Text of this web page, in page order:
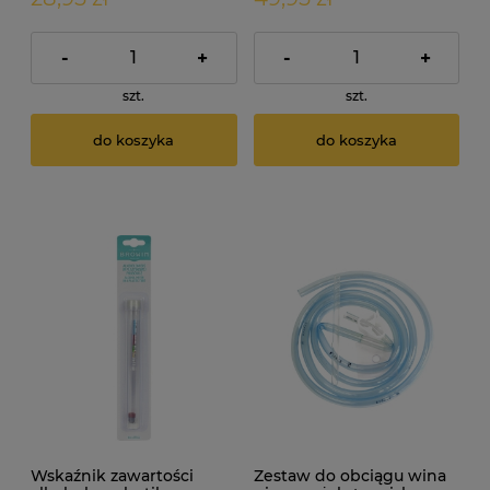
- +
szt.
do koszyka
- +
szt.
do koszyka
Wskaźnik zawartości
Zestaw do obciągu wina